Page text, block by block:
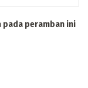
pada peramban ini